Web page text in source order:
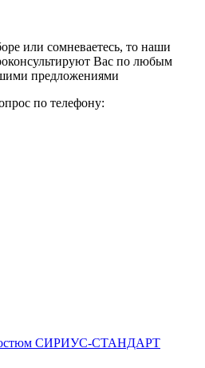
или сомневаетесь, то наши
Вас по любым
предложениями
по телефону:
СИРИУС-СТАНДАРТ